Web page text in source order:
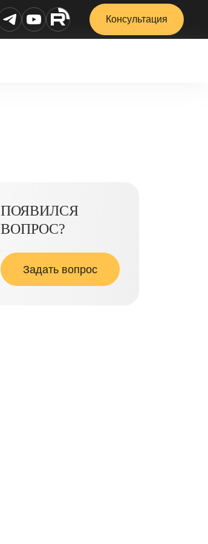
Консультация
ПОЯВИЛСЯ
ВОПРОС?
Задать вопрос